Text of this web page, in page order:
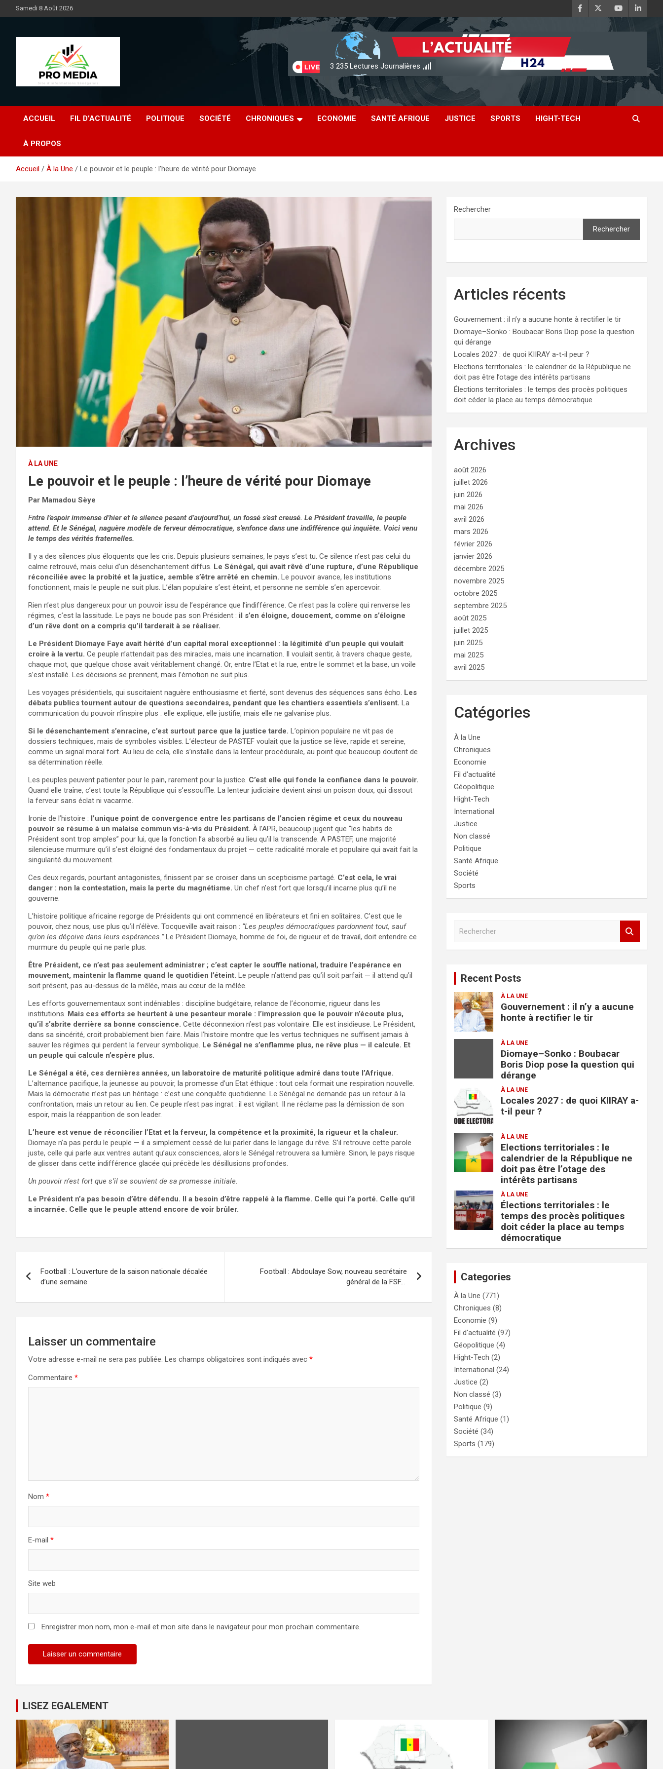
au
Samedi 8 Août 2026
3 235Lectures Journalières
ACCUEIL FIL D’ACTUALITÉ POLITIQUE SOCIÉTÉ CHRONIQUES ECONOMIE SANTÉ AFRIQUE JUSTICE SPORTS HIGHT-TECH
À PROPOS
Accueil À la Une Le pouvoir et le peuple : l’heure de vérité pour Diomaye
À LA UNE
Le pouvoir et le peuple : l’heure de vérité pour Diomaye
Par Mamadou Sèye
Entre l’espoir immense d’hier et le silence pesant d’aujourd’hui, un fossé s’est creusé. Le Président travaille, le peuple
attend. Et le Sénégal, naguère modèle de ferveur démocratique, s’enfonce dans une indifférence qui inquiète. Voici venu
le temps des vérités fraternelles.
Il y a des silences plus éloquents que les cris. Depuis plusieurs semaines, le pays s’est tu. Ce silence n’est pas celui du
calme retrouvé, mais celui d’un désenchantement diffus. Le Sénégal, qui avait rêvé d’une rupture, d’une République
réconciliée avec la probité et la justice, semble s’être arrêté en chemin. Le pouvoir avance, les institutions
fonctionnent, mais le peuple ne suit plus. L’élan populaire s’est éteint, et personne ne semble s’en apercevoir.
Rien n’est plus dangereux pour un pouvoir issu de l’espérance que l’indifférence. Ce n’est pas la colère qui renverse les
régimes, c’est la lassitude. Le pays ne boude pas son Président : il s’en éloigne, doucement, comme on s’éloigne
d’un rêve dont on a compris qu’il tarderait à se réaliser.
Le Président Diomaye Faye avait hérité d’un capital moral exceptionnel : la légitimité d’un peuple qui voulait
croire à la vertu. Ce peuple n’attendait pas des miracles, mais une incarnation. Il voulait sentir, à travers chaque geste,
chaque mot, que quelque chose avait véritablement changé. Or, entre l’Etat et la rue, entre le sommet et la base, un voile
s’est installé. Les décisions se prennent, mais l’émotion ne suit plus.
Les voyages présidentiels, qui suscitaient naguère enthousiasme et fierté, sont devenus des séquences sans écho. Les
débats publics tournent autour de questions secondaires, pendant que les chantiers essentiels s’enlisent. La
communication du pouvoir n’inspire plus : elle explique, elle justifie, mais elle ne galvanise plus.
Si le désenchantement s’enracine, c’est surtout parce que la justice tarde. L’opinion populaire ne vit pas de
dossiers techniques, mais de symboles visibles. L’électeur de PASTEF voulait que la justice se lève, rapide et sereine,
comme un signal moral fort. Au lieu de cela, elle s’installe dans la lenteur procédurale, au point que beaucoup doutent de
sa détermination réelle.
Les peuples peuvent patienter pour le pain, rarement pour la justice. C’est elle qui fonde la confiance dans le pouvoir.
Quand elle traîne, c’est toute la République qui s’essouffle. La lenteur judiciaire devient ainsi un poison doux, qui dissout
la ferveur sans éclat ni vacarme.
Ironie de l’histoire : l’unique point de convergence entre les partisans de l’ancien régime et ceux du nouveau
pouvoir se résume à un malaise commun vis-à-vis du Président. À l’APR, beaucoup jugent que “les habits de
Président sont trop amples” pour lui, que la fonction l’a absorbé au lieu qu’il la transcende. A PASTEF, une majorité
silencieuse murmure qu’il s’est éloigné des fondamentaux du projet — cette radicalité morale et populaire qui avait fait la
singularité du mouvement.
Ces deux regards, pourtant antagonistes, finissent par se croiser dans un scepticisme partagé. C’est cela, le vrai
danger : non la contestation, mais la perte du magnétisme. Un chef n’est fort que lorsqu’il incarne plus qu’il ne
gouverne.
L’histoire politique africaine regorge de Présidents qui ont commencé en libérateurs et fini en solitaires. C’est que le
pouvoir, chez nous, use plus qu’il n’élève. Tocqueville avait raison : “Les peuples démocratiques pardonnent tout, sauf
qu’on les déçoive dans leurs espérances.”Le Président Diomaye, homme de foi, de rigueur et de travail, doit entendre ce
murmure du peuple qui ne parle plus.
Être Président, ce n’est pas seulement administrer ; c’est capter le souffle national, traduire l’espérance en
mouvement, maintenir la flamme quand le quotidien l’éteint. Le peuple n’attend pas qu’il soit parfait — il attend qu’il
soit présent, pas au-dessus de la mêlée, mais au cœur de la mêlée.
Les efforts gouvernementaux sont indéniables : discipline budgétaire, relance de l’économie, rigueur dans les
institutions. Mais ces efforts se heurtent à une pesanteur morale : l’impression que le pouvoir n’écoute plus,
qu’il s’abrite derrière sa bonne conscience. Cette déconnexion n’est pas volontaire. Elle est insidieuse. Le Président,
dans sa sincérité, croit probablement bien faire. Mais l’histoire montre que les vertus techniques ne suffisent jamais à
sauver les régimes qui perdent la ferveur symbolique. Le Sénégal ne s’enflamme plus, ne rêve plus — il calcule. Et
un peuple qui calcule n’espère plus.
Le Sénégal a été, ces dernières années, un laboratoire de maturité politique admiré dans toute l’Afrique.
L’alternance pacifique, la jeunesse au pouvoir, la promesse d’un Etat éthique : tout cela formait une respiration nouvelle.
Mais la démocratie n’est pas un héritage : c’est une conquête quotidienne. Le Sénégal ne demande pas un retour à la
confrontation, mais un retour au lien. Ce peuple n’est pas ingrat : il est vigilant. Il ne réclame pas la démission de son
espoir, mais la réapparition de son leader.
L’heure est venue de réconcilier l’Etat et la ferveur, la compétence et la proximité, la rigueur et la chaleur.
Diomaye n’a pas perdu le peuple — il a simplement cessé de lui parler dans le langage du rêve. S’il retrouve cette parole
juste, celle qui parle aux ventres autant qu’aux consciences, alors le Sénégal retrouvera sa lumière. Sinon, le pays risque
de glisser dans cette indifférence glacée qui précède les désillusions profondes.
Un pouvoir n’est fort que s’il se souvient de sa promesse initiale.
Le Président n’a pas besoin d’être défendu. Il a besoin d’être rappelé à la flamme. Celle qui l’a porté. Celle qu’il
a incarnée. Celle que le peuple attend encore de voir brûler.
de
l’article
Football : L’ouverture de la saison nationale décalée
d’une semaine
Football : Abdoulaye Sow, nouveau secrétaire
général de la FSF…
Laisser un commentaire
Votre adresse e-mail ne sera pas publiée. Les champs obligatoires sont indiqués avec *
Commentaire *
Nom *
E-mail *
Site web
Enregistrer mon nom, mon e-mail et mon site dans le navigateur pour mon prochain commentaire.
Rechercher
Rechercher
Articles récents
Gouvernement : il n’y a aucune honte à rectifier le tir
Diomaye–Sonko : Boubacar Boris Diop pose la question
qui dérange
Locales 2027 : de quoi KIIRAY a-t-il peur ?
Elections territoriales : le calendrier de la République ne
doit pas être l’otage des intérêts partisans
Élections territoriales : le temps des procès politiques
doit céder la place au temps démocratique
Archives
août 2026
juillet 2026
juin 2026
mai 2026
avril 2026
mars 2026
février 2026
janvier 2026
décembre 2025
novembre 2025
octobre 2025
septembre 2025
août 2025
juillet 2025
juin 2025
mai 2025
avril 2025
Catégories
À la Une
Chroniques
Economie
Fil d'actualité
Géopolitique
Hight-Tech
International
Justice
Non classé
Politique
Santé Afrique
Société
Sports
c
h
e
r
Recent Posts
À LA UNE
Gouvernement : il n’y a aucune
honte à rectifier le tir
À LA UNE
Diomaye–Sonko : Boubacar
Boris Diop pose la question qui
dérange
À LA UNE
Locales 2027 : de quoi KIIRAY a-
t-il peur ?
À LA UNE
Elections territoriales : le
calendrier de la République ne
doit pas être l’otage des
intérêts partisans
À LA UNE
Élections territoriales : le
temps des procès politiques
doit céder la place au temps
démocratique
Categories
À la Une (771)
Chroniques (8)
Economie (9)
Fil d'actualité (97)
Géopolitique (4)
Hight-Tech (2)
International (24)
Justice (2)
Non classé (3)
Politique (9)
Santé Afrique (1)
Société (34)
Sports (179)
LISEZ EGALEMENT